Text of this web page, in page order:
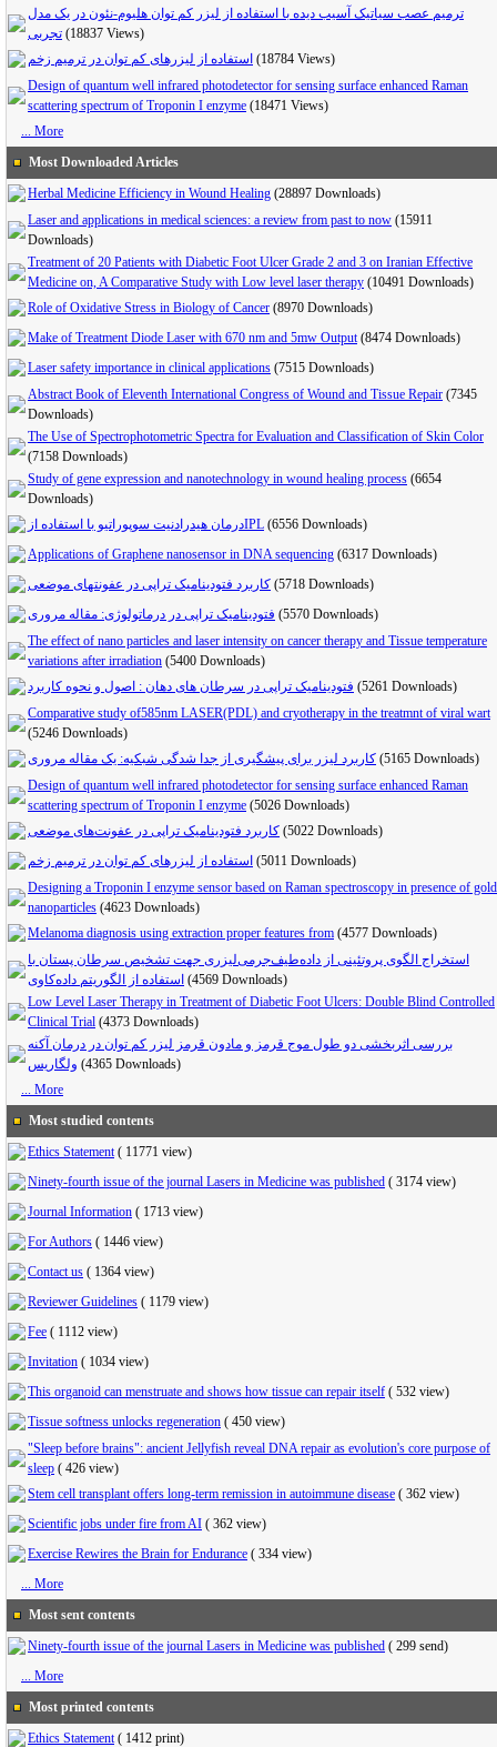
ترمیم عصب سیاتیک آسیب دیده با استفاده از لیزر کم توان هلیوم-نئون در یک مدل
تجربی (18837 Views)
استفاده از لیزرهای کم توان در ترمیم زخم (18784 Views)
Design of quantum well infrared photodetector for sensing surface enhanced Raman
scattering spectrum of Troponin I enzyme (18471 Views)
... More
Most Downloaded Articles
Herbal Medicine Efficiency in Wound Healing (28897 Downloads)
Laser and applications in medical sciences: a review from past to now (15911
Downloads)
Treatment of 20 Patients with Diabetic Foot Ulcer Grade 2 and 3 on Iranian Effective
Medicine on, A Comparative Study with Low level laser therapy (10491 Downloads)
Role of Oxidative Stress in Biology of Cancer (8970 Downloads)
Make of Treatment Diode Laser with 670 nm and 5mw Output (8474 Downloads)
Laser safety importance in clinical applications (7515 Downloads)
Abstract Book of Eleventh International Congress of Wound and Tissue Repair (7345
Downloads)
The Use of Spectrophotometric Spectra for Evaluation and Classification of Skin Color
(7158 Downloads)
Study of gene expression and nanotechnology in wound healing process (6654
Downloads)
درمان هیدرادنیت سوپوراتیو با استفاده ازIPL (6556 Downloads)
Applications of Graphene nanosensor in DNA sequencing (6317 Downloads)
کاربرد فتودینامیک تراپی در عفونتهای موضعی (5718 Downloads)
فتودینامیک تراپی در درماتولوژی: مقاله مروری (5570 Downloads)
The effect of nano particles and laser intensity on cancer therapy and Tissue temperature
variations after irradiation (5400 Downloads)
فتودینامیک تراپی در سرطان های دهان : اصول و نحوه کاربرد (5261 Downloads)
Comparative study of585nm LASER(PDL) and cryotherapy in the treatmnt of viral wart
(5246 Downloads)
کاربرد لیزر برای پیشگیری از جدا شدگی شبکیه: یک مقاله مروری (5165 Downloads)
Design of quantum well infrared photodetector for sensing surface enhanced Raman
scattering spectrum of Troponin I enzyme (5026 Downloads)
کاربرد فتودینامیک تراپی در عفونت‌های موضعی (5022 Downloads)
استفاده از لیزرهای کم توان در ترمیم زخم (5011 Downloads)
Designing a Troponin I enzyme sensor based on Raman spectroscopy in presence of gold
nanoparticles (4623 Downloads)
Melanoma diagnosis using extraction proper features from (4577 Downloads)
استخراج الگوی پروتئینی از داده‌طیف‌جرمی‌لیزری جهت تشخیص سرطان پستان با
استفاده از الگوریتم داده‌کاوی (4569 Downloads)
Low Level Laser Therapy in Treatment of Diabetic Foot Ulcers: Double Blind Controlled
Clinical Trial (4373 Downloads)
بررسی اثربخشی دو طول موج قرمز و مادون قرمز لیزر کم توان در درمان آکنه
ولگاریس (4365 Downloads)
... More
Most studied contents
Ethics Statement( 11771 view)
Ninety-fourth issue of the journal Lasers in Medicine was published ( 3174 view)
Journal Information ( 1713 view)
For Authors ( 1446 view)
Contact us ( 1364 view)
Reviewer Guidelines ( 1179 view)
Fee ( 1112 view)
Invitation ( 1034 view)
This organoid can menstruate and shows how tissue can repair itself ( 532 view)
Tissue softness unlocks regeneration ( 450 view)
"Sleep before brains": ancient Jellyfish reveal DNA repair as evolution's core purpose of
sleep ( 426 view)
Stem cell transplant offers long-term remission in autoimmune disease ( 362 view)
Scientific jobs under fire from AI ( 362 view)
Exercise Rewires the Brain for Endurance ( 334 view)
... More
Most sent contents
Ninety-fourth issue of the journal Lasers in Medicine was published ( 299 send)
... More
Most printed contents
Ethics Statement( 1412 print)